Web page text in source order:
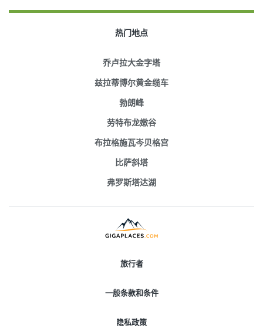
热门地点
乔卢拉大金字塔
兹拉蒂博尔黄金缆车
勃朗峰
劳特布龙嫩谷
布拉格施瓦岑贝格宫
比萨斜塔
弗罗斯塔达湖
旅行者
一般条款和条件
隐私政策